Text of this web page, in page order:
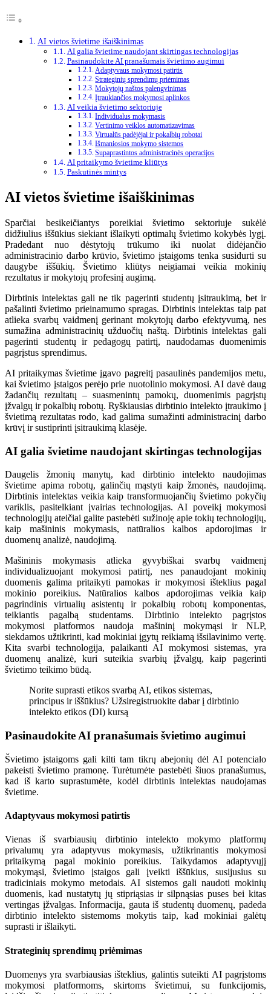
AI vietos švietime išaiškinimas
AI galia švietime naudojant skirtingas technologijas
Pasinaudokite AI pranašumais švietimo augimui
Adaptyvaus mokymosi patirtis
Strateginių sprendimų priėmimas
Mokytojų naštos palengvinimas
Įtraukiančios mokymosi aplinkos
AI veikia švietimo sektoriuje
Individualus mokymasis
Vertinimo veiklos automatizavimas
Virtualūs padėjėjai ir pokalbių robotai
Išmaniosios mokymo sistemos
Supaprastintos administracinės operacijos
AI pritaikymo švietime kliūtys
Paskutinės mintys
AI vietos švietime išaiškinimas
Sparčiai besikeičiantys poreikiai švietimo sektoriuje sukėlė
didžiulius iššūkius siekiant išlaikyti optimalų švietimo kokybės lygį.
Pradedant nuo dėstytojų trūkumo iki nuolat didėjančio
administracinio darbo krūvio, švietimo įstaigoms tenka susidurti su
daugybe iššūkių. Švietimo kliūtys neigiamai veikia mokinių
rezultatus ir mokytojų profesinį augimą.
Dirbtinis intelektas gali ne tik pagerinti studentų įsitraukimą, bet ir
pašalinti švietimo prieinamumo spragas. Dirbtinis intelektas taip pat
atlieka svarbų vaidmenį gerinant mokytojų darbo efektyvumą, nes
sumažina administracinių užduočių naštą. Dirbtinis intelektas gali
pagerinti studentų ir pedagogų patirtį, naudodamas duomenimis
pagrįstus sprendimus.
AI pritaikymas švietime įgavo pagreitį pasaulinės pandemijos metu,
kai švietimo įstaigos perėjo prie nuotolinio mokymosi. AI davė daug
žadančių rezultatų – suasmenintų pamokų, duomenimis pagrįstų
įžvalgų ir pokalbių robotų. Ryškiausias dirbtinio intelekto įtraukimo į
švietimą rezultatas rodo, kad galima sumažinti administracinį darbo
krūvį ir sustiprinti įsitraukimą klasėje.
AI galia švietime naudojant skirtingas technologijas
Daugelis žmonių manytų, kad dirbtinio intelekto naudojimas
švietime apima robotų, galinčių mąstyti kaip žmonės, naudojimą.
Dirbtinis intelektas veikia kaip transformuojančių švietimo pokyčių
variklis, pasitelkiant įvairias technologijas. AI poveikį mokymosi
technologijų ateičiai galite pastebėti sužinoję apie tokių technologijų,
kaip mašininis mokymasis, natūralios kalbos apdorojimas ir
duomenų analizė, naudojimą.
Mašininis mokymasis atlieka gyvybiškai svarbų vaidmenį
individualizuojant mokymosi patirtį, nes panaudojant mokinių
duomenis galima pritaikyti pamokas ir mokymosi išteklius pagal
mokinio poreikius. Natūralios kalbos apdorojimas veikia kaip
pagrindinis virtualių asistentų ir pokalbių robotų komponentas,
teikiantis pagalbą studentams. Dirbtinio intelekto pagrįstos
mokymosi platformos naudoja mašininį mokymąsi ir NLP,
siekdamos užtikrinti, kad mokiniai įgytų reikiamą išsilavinimo vertę.
Kita svarbi technologija, palaikanti AI mokymosi sistemas, yra
duomenų analizė, kuri suteikia svarbių įžvalgų, kaip pagerinti
švietimo teikimo būdą.
Norite suprasti etikos svarbą AI, etikos sistemas,
principus ir iššūkius? Užsiregistruokite dabar į dirbtinio
intelekto etikos (DI) kursą
Pasinaudokite AI pranašumais švietimo augimui
Švietimo įstaigoms gali kilti tam tikrų abejonių dėl AI potencialo
pakeisti švietimo pramonę. Turėtumėte pastebėti šiuos pranašumus,
kad iš karto suprastumėte, kodėl dirbtinis intelektas naudojamas
švietime.
Adaptyvaus mokymosi patirtis
Vienas iš svarbiausių dirbtinio intelekto mokymo platformų
privalumų yra adaptyvus mokymasis, užtikrinantis mokymosi
pritaikymą pagal mokinio poreikius. Taikydamos adaptyvųjį
mokymąsi, švietimo įstaigos gali įveikti iššūkius, susijusius su
tradiciniais mokymo metodais. AI sistemos gali naudoti mokinių
duomenis, kad nustatytų jų stipriąsias ir silpnąsias puses bei kitas
vertingas įžvalgas. Informacija, gauta iš studentų duomenų, padeda
dirbtinio intelekto sistemoms mokytis taip, kad mokiniai galėtų
suprasti ir išlaikyti.
Strateginių sprendimų priėmimas
Duomenys yra svarbiausias išteklius, galintis suteikti AI pagrįstoms
mokymosi platformoms, skirtoms švietimui, su funkcijomis,